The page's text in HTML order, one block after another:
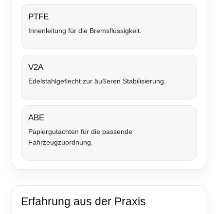
PTFE
Innenleitung für die Bremsflüssigkeit.
V2A
Edelstahlgeflecht zur äußeren Stabilisierung.
ABE
Papiergutachten für die passende
Fahrzeugzuordnung.
Erfahrung aus der Praxis